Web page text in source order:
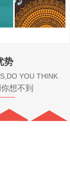
势
YOU THINK
想不到